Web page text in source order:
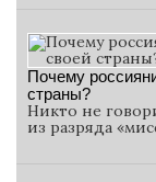
Почему
страны?
Никто не
из разряда